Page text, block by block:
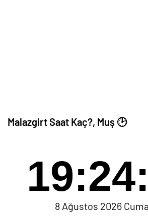
Malazgirt Saat Kaç?, Muş 🕑
8 Ağustos 2026